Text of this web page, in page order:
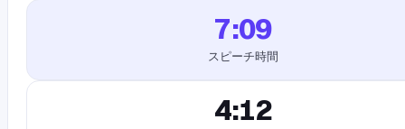
7:09
スピーチ時間
4:12